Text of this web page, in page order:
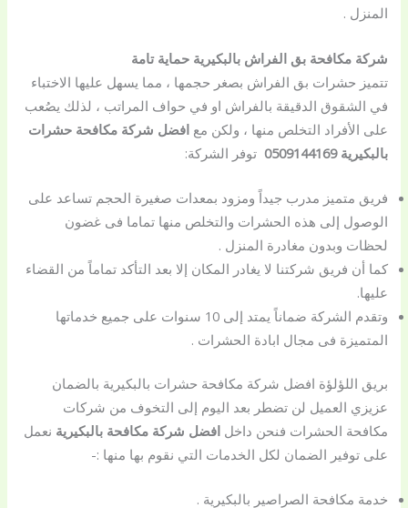
المنزل .
شركة مكافحة بق الفراش بالبكيرية حماية تامة
تتميز حشرات بق الفراش بصغر حجمها ، مما يسهل عليها الاختباء
في الشقوق الدقيقة بالفراش او في حواف المراتب ، لذلك يصُعب
على الأفراد التخلص منها ، ولكن معافضل شركة مكافحة حشرات
بالبكيرية 0509144169
توفر الشركة:
فريق متميز مدرب جيداً ومزود بمعدات صغيرة الحجم تساعد على
الوصول إلى هذه الحشرات والتخلص منها تماما فى غضون
لحظات وبدون مغادرة المنزل .
كما أن فريق شركتنا لا يغادر المكان إلا بعد التأكد تماماً من القضاء
عليها.
وتقدم الشركة ضماناً يمتد إلى 10 سنوات على جميع خدماتها
المتميزة فى مجال ابادة الحشرات .
بريق اللؤلؤة افضل شركة مكافحة حشرات بالبكيرية بالضمان
عزيزي العميل لن تضطر بعد اليوم إلى التخوف من شركات
مكافحة الحشرات فنحن داخلافضل شركة مكافحة بالبكيرية نعمل
على توفير الضمان لكل الخدمات التي نقوم بها منها :-
خدمة مكافحة الصراصير بالبكيرية .